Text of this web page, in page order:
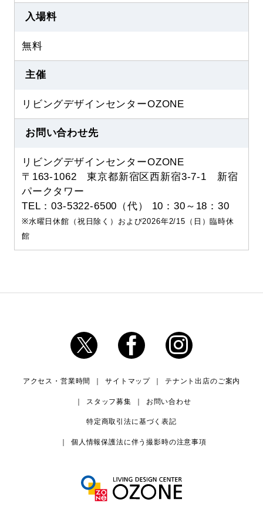
入場料
無料
主催
リビングデザインセンターOZONE
お問い合わせ先
リビングデザインセンターOZONE
〒163-1062 東京都新宿区西新宿3-7-1 新宿
パークタワー
TEL：03-5322-6500（代） 10：30～18：30
※水曜日休館（祝日除く）および2026年2/15（日）臨時休
館
アクセス・営業時間 サイトマップ テナント出店のご案内
スタッフ募集 お問い合わせ
特定商取引法に基づく表記
個人情報保護法に伴う撮影時の注意事項